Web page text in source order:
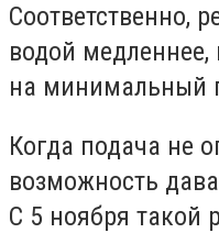
Соответственно,
водой медленнее,
на минимальный
Когда подача не
возможность
С 5 ноября такой